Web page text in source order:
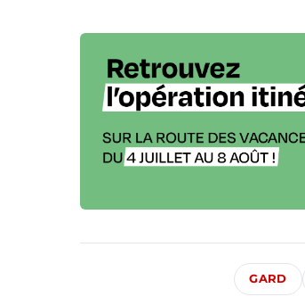
GARD